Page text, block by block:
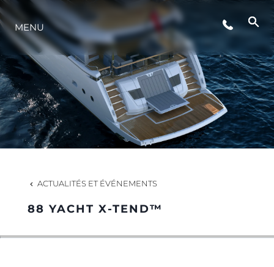
ÉVÉNEMENTS
STYLE DE VIE
L'INNOVATION
MENU
ACTUALITÉS ET ÉVÉNEMENTS
88 YACHT X-TEND™